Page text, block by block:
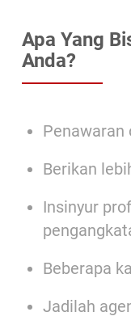
Apa Yang
Anda?
Penawaran
Berikan
Insinyur
Beberapa
Jadilah